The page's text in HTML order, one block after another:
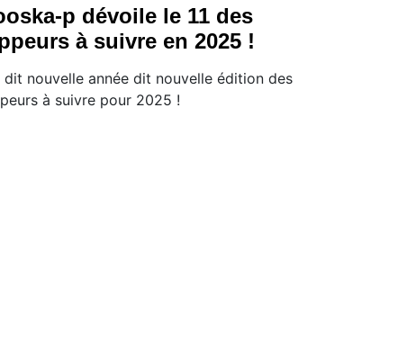
p dévoile le 11 des
à suivre en 2025 !
dit nouvelle année dit nouvelle édition des
à suivre pour 2025 !